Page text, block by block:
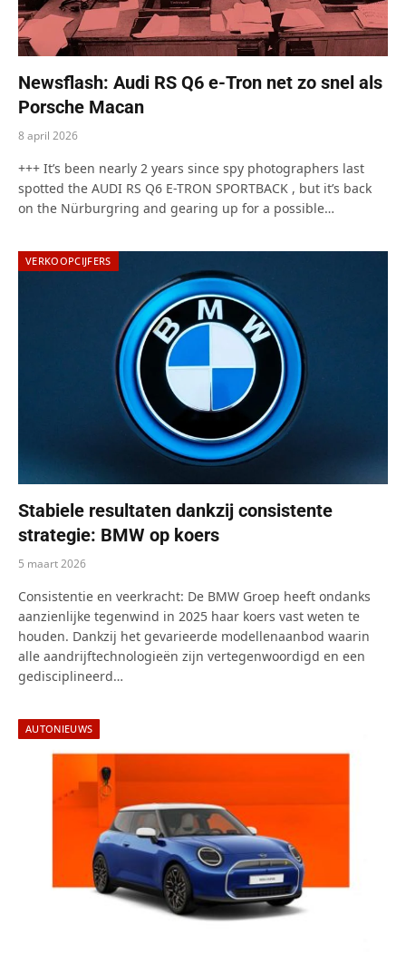
Newsflash: Audi RS Q6 e-Tron net zo snel als
Porsche Macan
8 april 2026
+++ It’s been nearly 2 years since spy photographers last
spotted the AUDI RS Q6 E-TRON SPORTBACK , but it’s back
on the Nürburgring and gearing up for a possible…
VERKOOPCIJFERS
Stabiele resultaten dankzij consistente
strategie: BMW op koers
5 maart 2026
Consistentie en veerkracht: De BMW Groep heeft ondanks
aanzienlijke tegenwind in 2025 haar koers vast weten te
houden. Dankzij het gevarieerde modellenaanbod waarin
alle aandrijftechnologieën zijn vertegenwoordigd en een
gedisciplineerd…
AUTONIEUWS